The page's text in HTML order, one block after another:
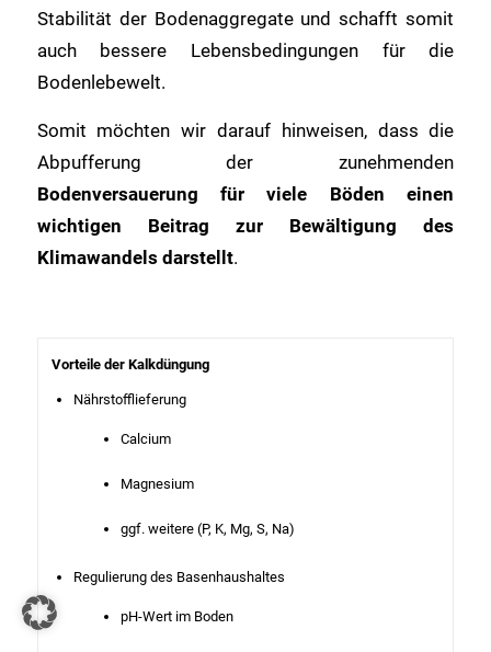
Stabilität der Bodenaggregate und schafft somit
auch bessere Lebensbedingungen für die
Bodenlebewelt.
Somit möchten wir darauf hinweisen, dass die
Abpufferung der zunehmenden
Bodenversauerung für viele Böden einen
wichtigen Beitrag zur Bewältigung des
Klimawandels darstellt.
Vorteile der Kalkdüngung
Nährstofflieferung
Calcium
Magnesium
ggf. weitere (P, K, Mg, S, Na)
Regulierung des Basenhaushaltes
pH-Wert im Boden